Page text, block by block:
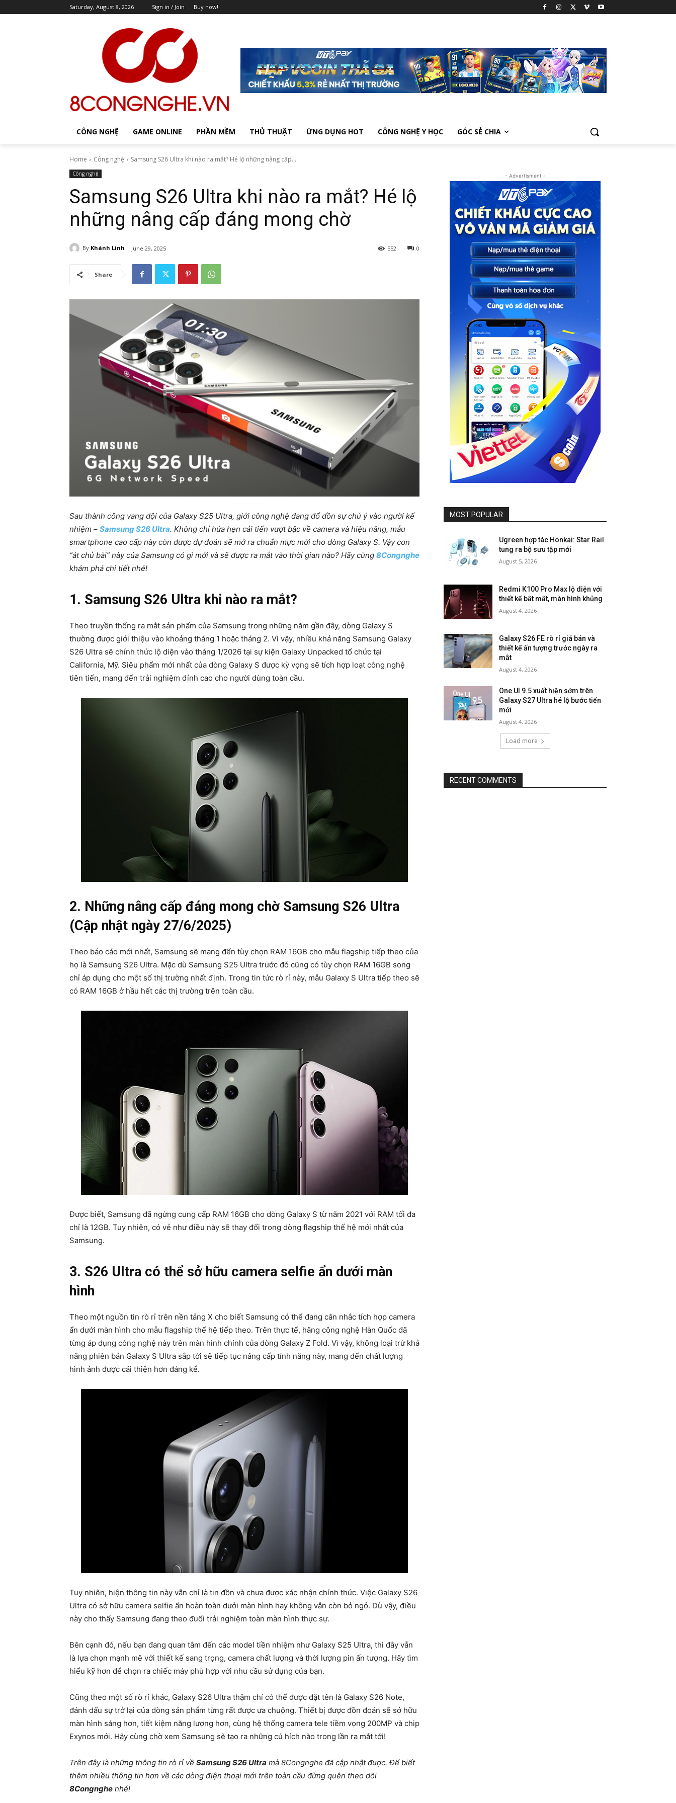
Saturday, August 8, 2026 Sign in / Join Buy now!
CÔNG NGHỆ GAME ONLINE PHẦN MỀM THỦ THUẬT ỨNG DỤNG HOT CÔNG NGHỆ Y HỌC GÓC SẺ CHIA
Home Công nghệ Samsung S26 Ultra khi nào ra mắt? Hé lộ những nâng cấp...
Công nghệ
Samsung S26 Ultra khi nào ra mắt? Hé lộ
những nâng cấp đáng mong chờ
By Khánh Linh June 29, 2025 0
552
Share
Sau thành công vang dội của Galaxy S25 Ultra, giới công nghệ đang đổ dồn sự chú ý vào người kế
nhiệm – Samsung S26 Ultra. Không chỉ hứa hẹn cải tiến vượt bậc về camera và hiệu năng, mẫu
smartphone cao cấp này còn được dự đoán sẽ mở ra chuẩn mực mới cho dòng Galaxy S. Vậy con
“át chủ bài” này của Samsung có gì mới và sẽ được ra mắt vào thời gian nào? Hãy cùng 8Congnghe
khám phá chi tiết nhé!
1. Samsung S26 Ultra khi nào ra mắt?
Theo truyền thống ra mắt sản phẩm của Samsung trong những năm gần đây, dòng Galaxy S
thường được giới thiệu vào khoảng tháng 1 hoặc tháng 2. Vì vậy, nhiều khả năng Samsung Galaxy
S26 Ultra sẽ chính thức lộ diện vào tháng 1/2026 tại sự kiện Galaxy Unpacked tổ chức tại
California, Mỹ. Siêu phẩm mới nhất của dòng Galaxy S được kỳ vọng sẽ tích hợp loạt công nghệ
tiên tiến, mang đến trải nghiệm đỉnh cao cho người dùng toàn cầu.
2. Những nâng cấp đáng mong chờ Samsung S26 Ultra
(Cập nhật ngày 27/6/2025)
Theo báo cáo mới nhất, Samsung sẽ mang đến tùy chọn RAM 16GB cho mẫu flagship tiếp theo của
họ là Samsung S26 Ultra. Mặc dù Samsung S25 Ultra trước đó cũng có tùy chọn RAM 16GB song
chỉ áp dụng cho một số thị trường nhất định. Trong tin tức rò rỉ này, mẫu Galaxy S Ultra tiếp theo sẽ
có RAM 16GB ở hầu hết các thị trường trên toàn cầu.
Được biết, Samsung đã ngừng cung cấp RAM 16GB cho dòng Galaxy S từ năm 2021 với RAM tối đa
chỉ là 12GB. Tuy nhiên, có vẻ như điều này sẽ thay đổi trong dòng flagship thế hệ mới nhất của
Samsung.
3. S26 Ultra có thể sở hữu camera selfie ẩn dưới màn
hình
Theo một nguồn tin rò rỉ trên nền tảng X cho biết Samsung có thể đang cân nhắc tích hợp camera
ẩn dưới màn hình cho mẫu flagship thế hệ tiếp theo. Trên thực tế, hãng công nghệ Hàn Quốc đã
từng áp dụng công nghệ này trên màn hình chính của dòng Galaxy Z Fold. Vì vậy, không loại trừ khả
năng phiên bản Galaxy S Ultra sắp tới sẽ tiếp tục nâng cấp tính năng này, mang đến chất lượng
hình ảnh được cải thiện hơn đáng kể.
Tuy nhiên, hiện thông tin này vẫn chỉ là tin đồn và chưa được xác nhận chính thức. Việc Galaxy S26
Ultra có sở hữu camera selfie ẩn hoàn toàn dưới màn hình hay không vẫn còn bỏ ngỏ. Dù vậy, điều
này cho thấy Samsung đang theo đuổi trải nghiệm toàn màn hình thực sự.
Bên cạnh đó, nếu bạn đang quan tâm đến các model tiền nhiệm như Galaxy S25 Ultra, thì đây vẫn
là lựa chọn mạnh mẽ với thiết kế sang trọng, camera chất lượng và thời lượng pin ấn tượng. Hãy tìm
hiểu kỹ hơn để chọn ra chiếc máy phù hợp với nhu cầu sử dụng của bạn.
Cũng theo một số rò rỉ khác, Galaxy S26 Ultra thậm chí có thể được đặt tên là Galaxy S26 Note,
đánh dấu sự trở lại của dòng sản phẩm từng rất được ưa chuộng. Thiết bị được đồn đoán sẽ sở hữu
màn hình sáng hơn, tiết kiệm năng lượng hơn, cùng hệ thống camera tele tiềm vọng 200MP và chip
Exynos mới. Hãy cùng chờ xem Samsung sẽ tạo ra những cú hích nào trong lần ra mắt tới!
Trên đây là những thông tin rò rỉ về Samsung S26 Ultra mà 8Congnghe đã cập nhật được. Để biết
thêm nhiều thông tin hơn về các dòng điện thoại mới trên toàn cầu đừng quên theo dõi
8Congnghe nhé!
- Advertisment -
MOST POPULAR
Ugreen hợp tác Honkai: Star Rail
tung ra bộ sưu tập mới
August 5, 2026
Redmi K100 Pro Max lộ diện với
thiết kế bắt mắt, màn hình khủng
August 4, 2026
Galaxy S26 FE rò rỉ giá bán và
thiết kế ấn tượng trước ngày ra
mắt
August 4, 2026
One UI 9.5 xuất hiện sớm trên
Galaxy S27 Ultra hé lộ bước tiến
mới
August 4, 2026
Load more
RECENT COMMENTS